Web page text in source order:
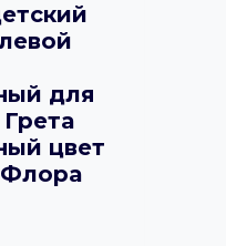
для
цвет